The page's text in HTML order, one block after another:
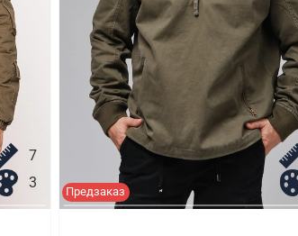
7
3
Предзаказ